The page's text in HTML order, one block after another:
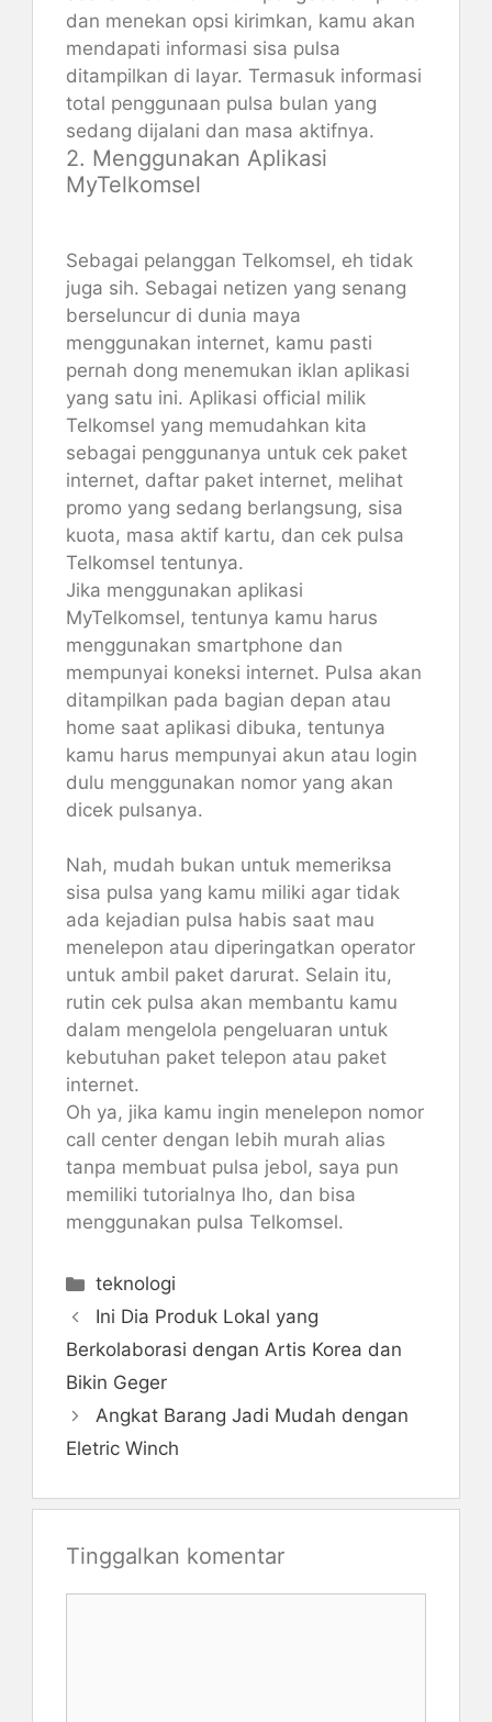
dan menekan opsi kirimkan, kamu akan
mendapati informasi sisa pulsa
ditampilkan di layar. Termasuk informasi
total penggunaan pulsa bulan yang
sedang dijalani dan masa aktifnya.
2. Menggunakan Aplikasi
MyTelkomsel
Sebagai pelanggan Telkomsel, eh tidak
juga sih. Sebagai netizen yang senang
berseluncur di dunia maya
menggunakan internet, kamu pasti
pernah dong menemukan iklan aplikasi
yang satu ini. Aplikasi official milik
Telkomsel yang memudahkan kita
sebagai penggunanya untuk cek paket
internet, daftar paket internet, melihat
promo yang sedang berlangsung, sisa
kuota, masa aktif kartu, dan cek pulsa
Telkomsel tentunya.
Jika menggunakan aplikasi
MyTelkomsel, tentunya kamu harus
menggunakan smartphone dan
mempunyai koneksi internet. Pulsa akan
ditampilkan pada bagian depan atau
home saat aplikasi dibuka, tentunya
kamu harus mempunyai akun atau login
dulu menggunakan nomor yang akan
dicek pulsanya.
Nah, mudah bukan untuk memeriksa
sisa pulsa yang kamu miliki agar tidak
ada kejadian pulsa habis saat mau
menelepon atau diperingatkan operator
untuk ambil paket darurat. Selain itu,
rutin cek pulsa akan membantu kamu
dalam mengelola pengeluaran untuk
kebutuhan paket telepon atau paket
internet.
Oh ya, jika kamu ingin menelepon nomor
call center dengan lebih murah alias
tanpa membuat pulsa jebol, saya pun
memiliki tutorialnya lho, dan bisa
menggunakan pulsa Telkomsel.
Kategori
teknologi
Ini Dia Produk Lokal yang
Berkolaborasi dengan Artis Korea dan
Bikin Geger
Angkat Barang Jadi Mudah dengan
Eletric Winch
Tinggalkan komentar